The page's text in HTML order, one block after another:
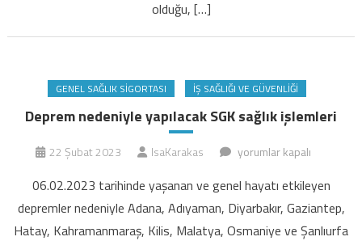
olduğu, […]
GENEL SAĞLIK SIGORTASI İŞ SAĞLIĞI VE GÜVENLIĞI
Deprem nedeniyle yapılacak SGK sağlık işlemleri
22 Şubat 2023 IsaKarakas
Deprem
yapılacak
SGK
sağlık
yorumlar kapalı
06.02.2023 tarihinde yaşanan ve genel hayatı etkileyen
depremler nedeniyle Adana, Adıyaman, Diyarbakır, Gaziantep,
Hatay, Kahramanmaraş, Kilis, Malatya, Osmaniye ve Şanlıurfa